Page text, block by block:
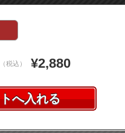
（税込） ¥2,880